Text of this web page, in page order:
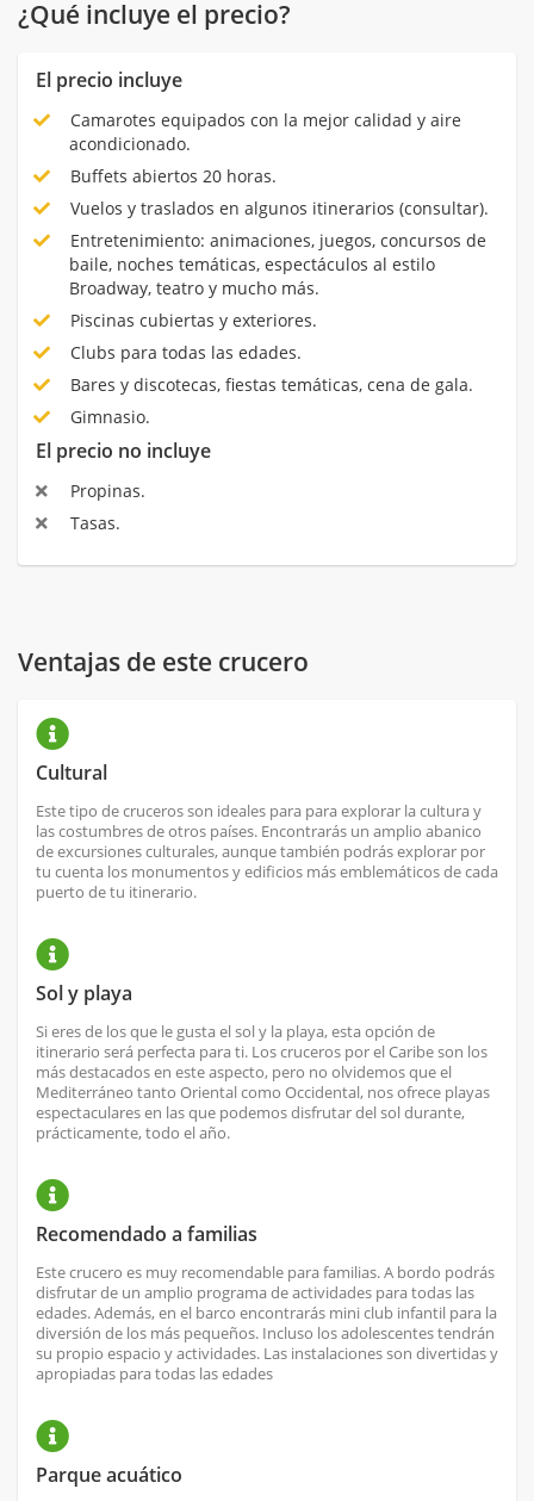
¿Qué incluye el precio?
El precio incluye
Camarotes equipados con la mejor calidad y aire
acondicionado.
Buffets abiertos 20 horas.
Vuelos y traslados en algunos itinerarios (consultar).
Entretenimiento: animaciones, juegos, concursos de
baile, noches temáticas, espectáculos al estilo
Broadway, teatro y mucho más.
Piscinas cubiertas y exteriores.
Clubs para todas las edades.
Bares y discotecas, fiestas temáticas, cena de gala.
Gimnasio.
El precio no incluye
Propinas.
Tasas.
Ventajas de este crucero
Cultural
Este tipo de cruceros son ideales para para explorar la cultura y
las costumbres de otros países. Encontrarás un amplio abanico
de excursiones culturales, aunque también podrás explorar por
tu cuenta los monumentos y edificios más emblemáticos de cada
puerto de tu itinerario.
Sol y playa
Si eres de los que le gusta el sol y la playa, esta opción de
itinerario será perfecta para ti. Los cruceros por el Caribe son los
más destacados en este aspecto, pero no olvidemos que el
Mediterráneo tanto Oriental como Occidental, nos ofrece playas
espectaculares en las que podemos disfrutar del sol durante,
prácticamente, todo el año.
Recomendado a familias
Este crucero es muy recomendable para familias. A bordo podrás
disfrutar de un amplio programa de actividades para todas las
edades. Además, en el barco encontrarás mini club infantil para la
diversión de los más pequeños. Incluso los adolescentes tendrán
su propio espacio y actividades. Las instalaciones son divertidas y
apropiadas para todas las edades
Parque acuático